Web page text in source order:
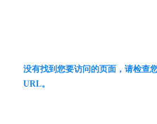
没有找到您要访问的页面，请检查
URL。